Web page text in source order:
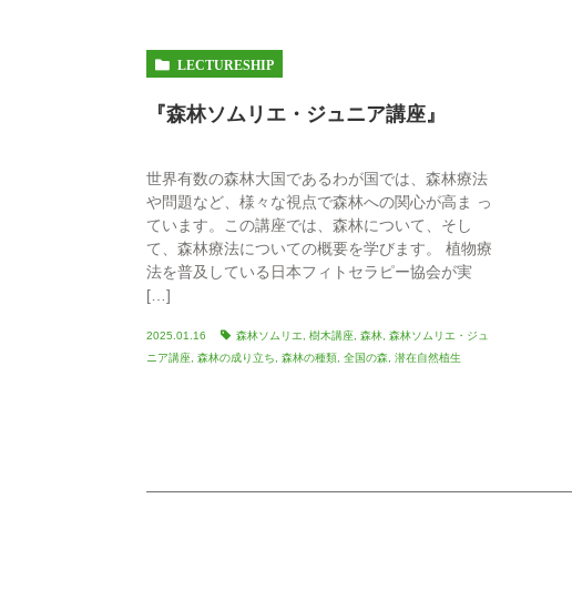
LECTURESHIP
『森林ソムリエ・ジュニア講座』
世界有数の森林大国であるわが国では、森林療法
や問題など、様々な視点で森林への関心が高ま っ
ています。この講座では、森林について、そし
て、森林療法についての概要を学びます。 植物療
法を普及している日本フィトセラピー協会が実
[…]
2025.01.16 森林ソムリエ 樹木講座 森林 森林ソムリエ・ジュ
ニア講座 森林の成り立ち 森林の種類 全国の森 潜在自然植生